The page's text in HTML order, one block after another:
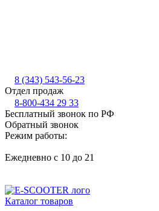
8 (343) 543-56-23
Отдел продаж
8-800-434 29 33
Бесплатный звонок по РФ
Обратный звонок
Режим работы:
Ежедневно с 10 до 21
Каталог товаров